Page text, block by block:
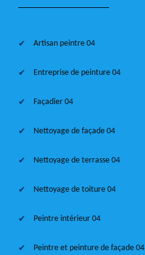
Artisan peintre 04
Entreprise de peinture 04
Façadier 04
Nettoyage de façade 04
Nettoyage de terrasse 04
Nettoyage de toiture 04
Peintre intérieur 04
Peintre et peinture de façade 04